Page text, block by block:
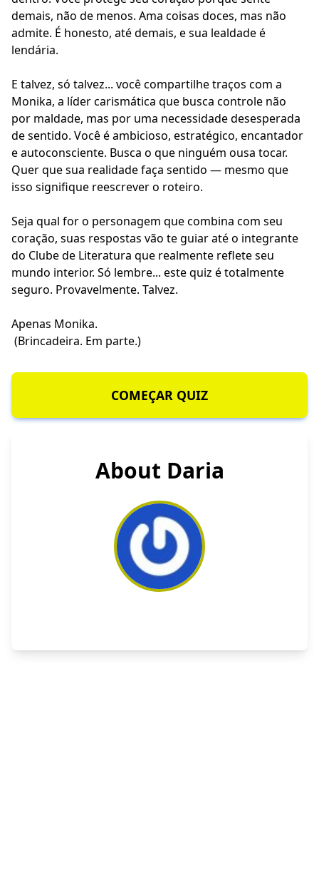
demais, não de menos. Ama coisas doces, mas não
admite. É honesto, até demais, e sua lealdade é
lendária.
E talvez, só talvez... você compartilhe traços com a
Monika, a líder carismática que busca controle não
por maldade, mas por uma necessidade desesperada
de sentido. Você é ambicioso, estratégico, encantador
e autoconsciente. Busca o que ninguém ousa tocar.
Quer que sua realidade faça sentido — mesmo que
isso signifique reescrever o roteiro.
Seja qual for o personagem que combina com seu
coração, suas respostas vão te guiar até o integrante
do Clube de Literatura que realmente reflete seu
mundo interior. Só lembre... este quiz é totalmente
seguro. Provavelmente. Talvez.
Apenas Monika.
(Brincadeira. Em parte.)
COMEÇAR QUIZ
About Daria